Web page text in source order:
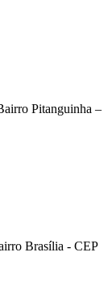
Pitanguinha –
Brasília - CEP